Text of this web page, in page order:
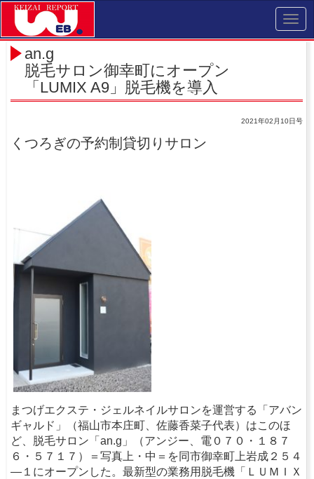
an.g
脱毛サロン御幸町にオープン
「LUMIX A9」脱毛機を導入
2021年02月10日号
くつろぎの予約制貸切りサロン
まつげエクステ・ジェルネイルサロンを運営する「アバン
ギャルド」（福山市本庄町、佐藤香菜子代表）はこのほ
ど、脱毛サロン「an.g」（アンジー、電０７０・１８７
６・５７１７）＝写真上・中＝を同市御幸町上岩成２５４
―１にオープンした。最新型の業務用脱毛機「ＬＵＭＩＸ